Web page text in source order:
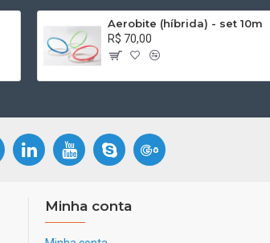
Aerobite (híbrida) - set 10m
R$ 70,00
Minha conta